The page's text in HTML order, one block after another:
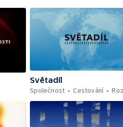
Světadíl
Společnost
Cestování